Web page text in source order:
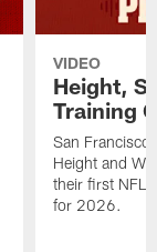
VIDEO
Height,
Training
San Francisco
Height and
their first NFL
for 2026.